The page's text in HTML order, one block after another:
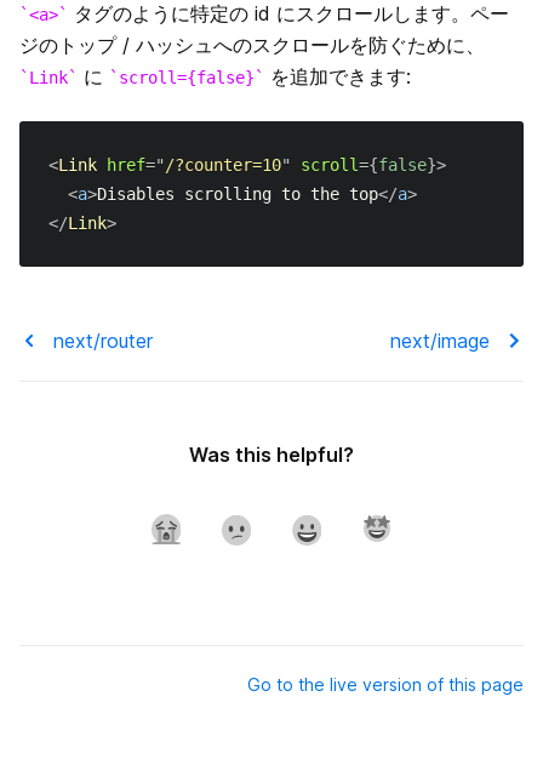
<a>
タグのように特定の id にスクロールします。ペー
ジのトップ / ハッシュへのスクロールを防ぐために、
Link に scroll={false} を追加できます:
<Link href=" /?counter=10" scroll={false}>
<a>Disables scrolling to the top</a>
</Link>
next/router next/image
Was this helpful?
Go to the live version of this page